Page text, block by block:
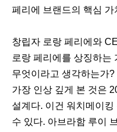
페리에 브랜드의 핵심
창립자 로랑 페리에와
로랑 페리에를 상징하는
무엇이라고 생각하는가?
가장 인상 깊게 본 것은
설계다. 이건 워치메이
수 있다. 아브라함 루이